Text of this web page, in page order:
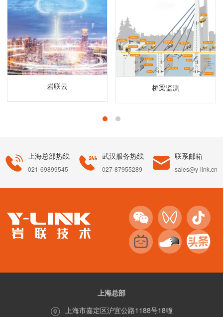
岩联云 桥梁监测
上海总部热线
021-69899545
武汉服务热线
027-87955289
联系邮箱
sales@y-link.cn
上海总部
上海市嘉定区沪宜公路1188号18幢